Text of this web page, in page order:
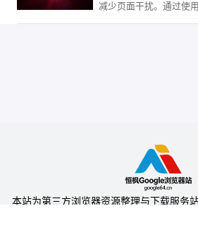
减少页面干扰。通过使
本站为第三方浏览器资源整理与下载服务